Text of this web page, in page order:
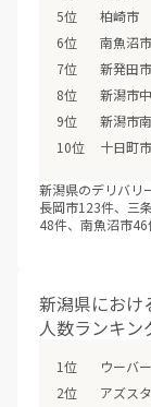
柏崎市
南魚沼市
新発田市
新潟市
新潟市
十日町市
新潟県のデリバリ
長岡市123件、三
48件、南魚沼市
区19件、十日町
08月）
フードデリバリー
も先に、始まって
新潟県におけ
人数ランキン
ウーバ
アズス